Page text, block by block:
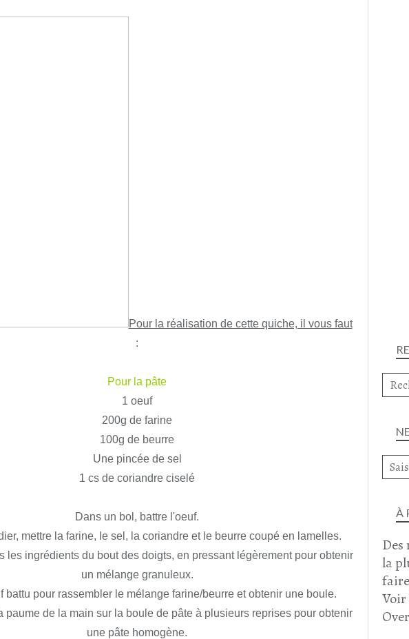
Pour la réalisation de cette quiche, il vous faut
:
Pour la pâte
1 oeuf
200g de farine
100g de beurre
Une pincée de sel
1 cs de coriandre ciselé
Dans un bol, battre l'oeuf.
mettre la farine, le sel, la coriandre et le beurre coupé en lamelles.
les ingrédients du bout des doigts, en pressant légèrement pour obtenir
un mélange granuleux.
battu pour rassembler le mélange farine/beurre et obtenir une boule.
paume de la main sur la boule de pâte à plusieurs reprises pour obtenir
une pâte homogène.
À
Des
la